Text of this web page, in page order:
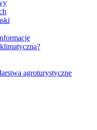
agroturystyczne